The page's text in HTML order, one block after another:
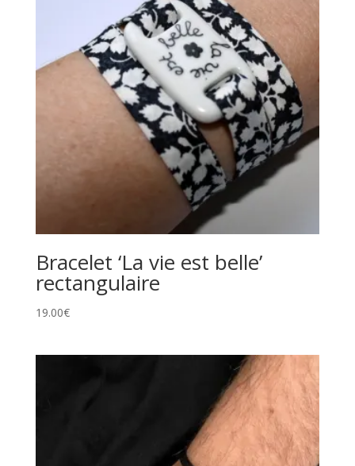
Bracelet ‘La vie est belle’
rectangulaire
19.00€